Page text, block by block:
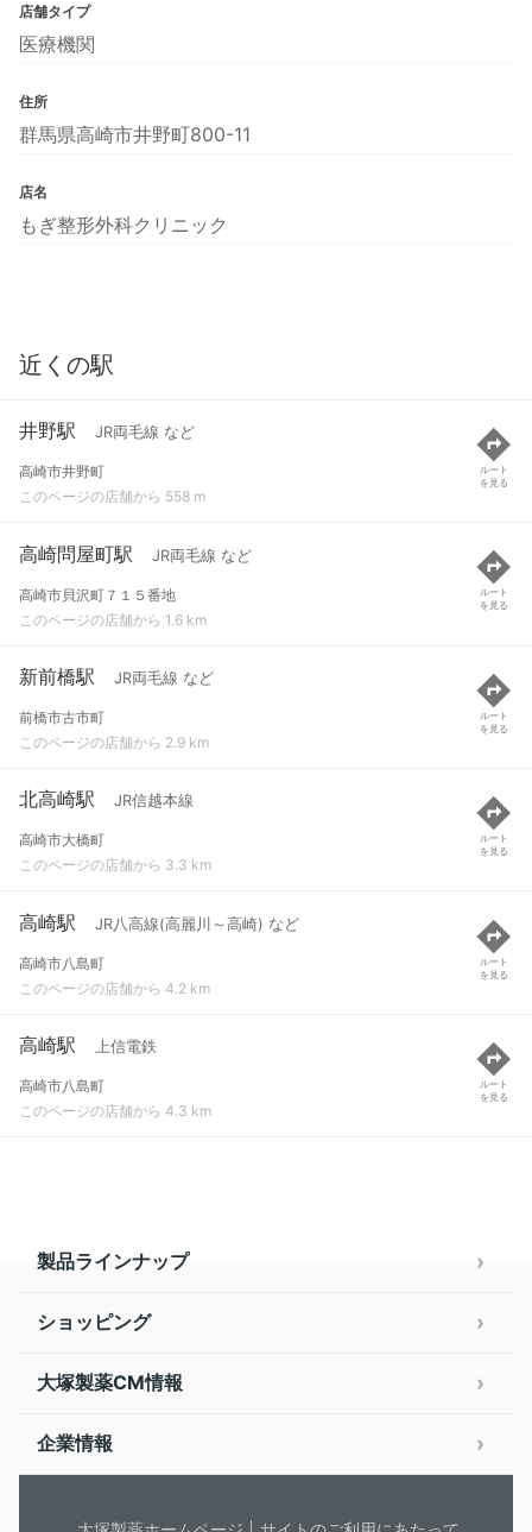
店舗タイプ
医療機関
住所
群馬県高崎市井野町800-11
店名
もぎ整形外科クリニック
近くの駅
井野駅 JR両毛線 など
高崎市井野町
このページの店舗から 558 m
ルート
を見る
高崎問屋町駅 JR両毛線 など
高崎市貝沢町７１５番地
このページの店舗から 1.6 km
ルート
を見る
新前橋駅 JR両毛線 など
前橋市古市町
このページの店舗から 2.9 km
ルート
を見る
北高崎駅 JR信越本線
高崎市大橋町
このページの店舗から 3.3 km
ルート
を見る
高崎駅 JR八高線(高麗川～高崎) など
高崎市八島町
このページの店舗から 4.2 km
ルート
を見る
高崎駅 上信電鉄
高崎市八島町
このページの店舗から 4.3 km
ルート
を見る
製品ラインナップ
ショッピング
大塚製薬CM情報
企業情報